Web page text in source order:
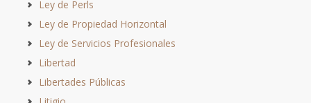
Ley de Perls
Ley de Propiedad Horizontal
Ley de Servicios Profesionales
Libertad
Libertades Públicas